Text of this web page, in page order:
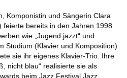
Komponistin und Sängerin Clara
feierte bereits in den Jahren 1998
wie „Jugend jazzt“ und
Studium (Klavier und Komposition)
sie ihr eigenes Klavier-Trio. Ihre
nicht blau“ realisierte sie als
beim Jazz Festival Jazz